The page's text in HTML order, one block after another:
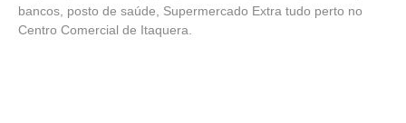
bancos, posto de saúde, Supermercado Extra tudo perto no
Centro Comercial de Itaquera.